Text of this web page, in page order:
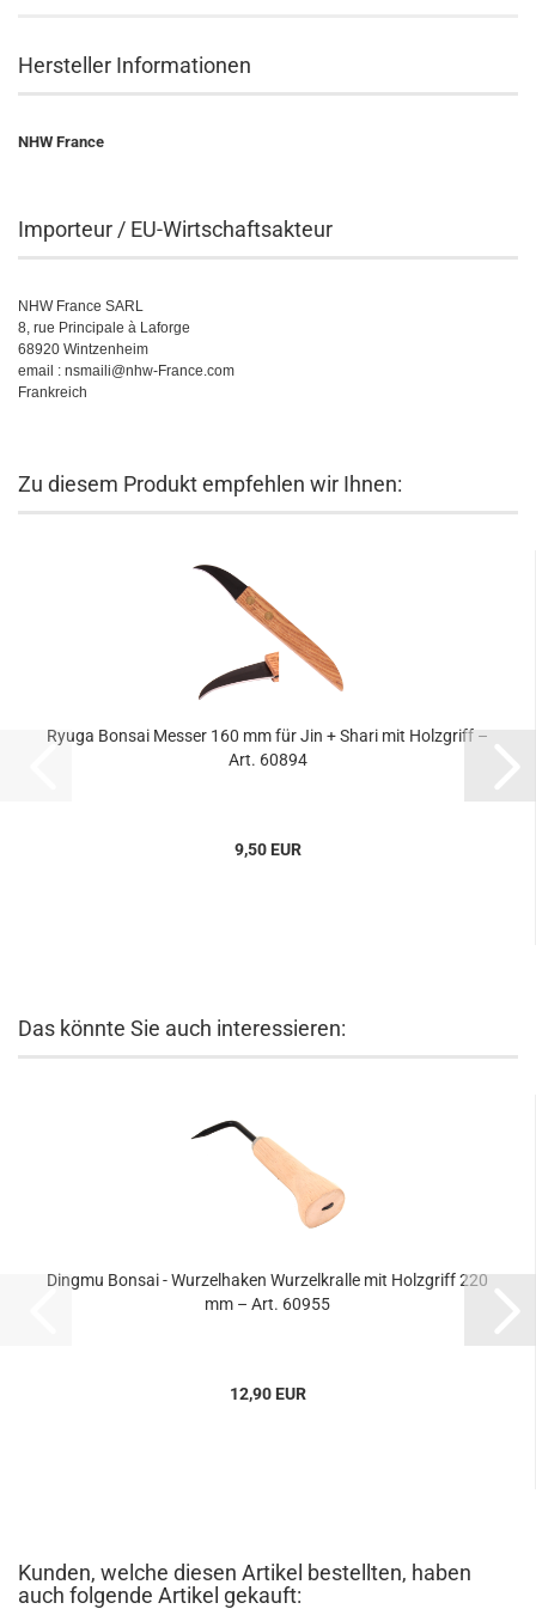
Hersteller Informationen
NHW France
Importeur / EU-Wirtschaftsakteur
NHW France SARL
8, rue Principale à Laforge
68920 Wintzenheim
email : nsmaili@nhw-France.com
Frankreich
Zu diesem Produkt empfehlen wir Ihnen:
Ryuga Bonsai Messer 160 mm für Jin + Shari mit Holzgriff –
Art. 60894
9,50 EUR
Das könnte Sie auch interessieren:
Dingmu Bonsai - Wurzelhaken Wurzelkralle mit Holzgriff 220
mm – Art. 60955
12,90 EUR
Kunden, welche diesen Artikel bestellten, haben
auch folgende Artikel gekauft: